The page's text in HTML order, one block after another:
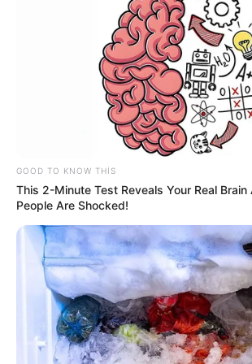
13:40 / 06 Avqust 2026
Müstəntiq şübhəli şəxsə
hazırlamaq üçün vaxt
59
GOOD TO KNOW THIS
This 2-Minute Test Reveals Your Real
People Are Shocked!